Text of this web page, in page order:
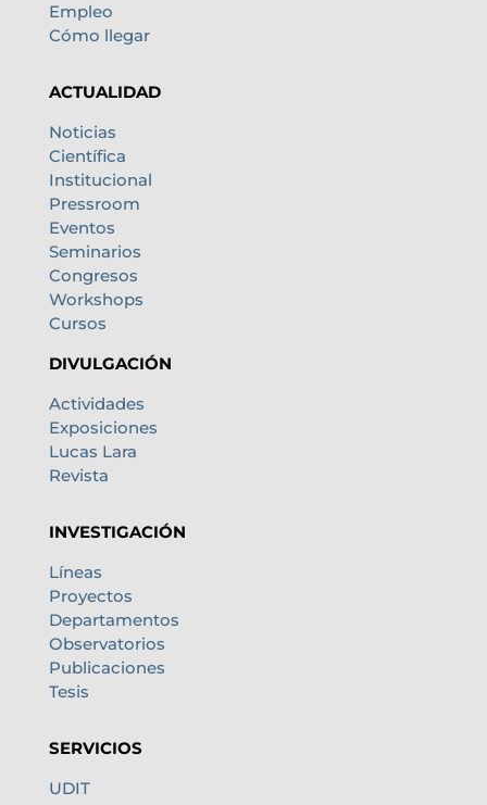
Empleo
Cómo llegar
ACTUALIDAD
Noticias
Científica
Institucional
Pressroom
Eventos
Seminarios
Congresos
Workshops
Cursos
DIVULGACIÓN
Actividades
Exposiciones
Lucas Lara
Revista
INVESTIGACIÓN
Líneas
Proyectos
Departamentos
Observatorios
Publicaciones
Tesis
SERVICIOS
UDIT